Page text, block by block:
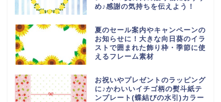
め♪感謝の気持ちを伝えよう！
夏のセール案内やキャンペーンの
お知らせに！大きな向日葵のイラ
ストで囲まれた飾り枠・季節に使
えるフレーム素材
お祝いやプレゼントのラッピング
に♪かわいいイチゴ柄の熨斗紙テ
ンプレート(蝶結びの水引)カラー